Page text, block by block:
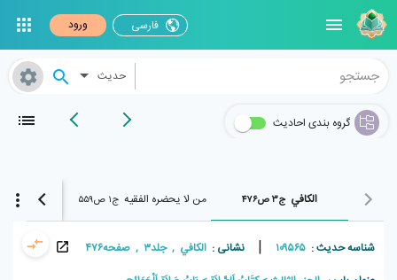
فارسی ورود
حدیث
گروه بندی احادیث
الکافي ج۳ ص۴۷۶ من لا یحضره الفقیه ج۱ ص۵۵۹ الوافي
شناسه حدیث : ۱۰۹۵۶۵ | نشانی : الکافي , جلد۳ , صفحه۴۷۶